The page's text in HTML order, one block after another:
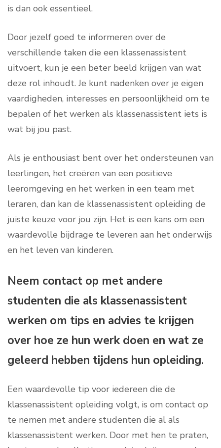
is dan ook essentieel.
Door jezelf goed te informeren over de
verschillende taken die een klassenassistent
uitvoert, kun je een beter beeld krijgen van wat
deze rol inhoudt. Je kunt nadenken over je eigen
vaardigheden, interesses en persoonlijkheid om te
bepalen of het werken als klassenassistent iets is
wat bij jou past.
Als je enthousiast bent over het ondersteunen van
leerlingen, het creëren van een positieve
leeromgeving en het werken in een team met
leraren, dan kan de klassenassistent opleiding de
juiste keuze voor jou zijn. Het is een kans om een
waardevolle bijdrage te leveren aan het onderwijs
en het leven van kinderen.
Neem contact op met andere
studenten die als klassenassistent
werken om tips en advies te krijgen
over hoe ze hun werk doen en wat ze
geleerd hebben tijdens hun opleiding.
Een waardevolle tip voor iedereen die de
klassenassistent opleiding volgt, is om contact op
te nemen met andere studenten die al als
klassenassistent werken. Door met hen te praten,